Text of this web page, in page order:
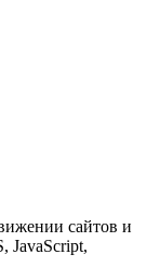
сайтов и
JavaScript,